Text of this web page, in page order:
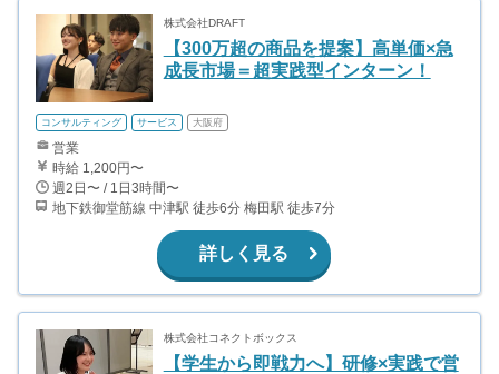
株式会社DRAFT
【300万超の商品を提案】高単価×急
成長市場＝超実践型インターン！
コンサルティング サービス 大阪府
営業
時給 1,200円〜
週2日〜 / 1日3時間〜
地下鉄御堂筋線 中津駅 徒歩6分 梅田駅 徒歩7分
詳しく見る
株式会社コネクトボックス
【学生から即戦力へ】研修×実践で営